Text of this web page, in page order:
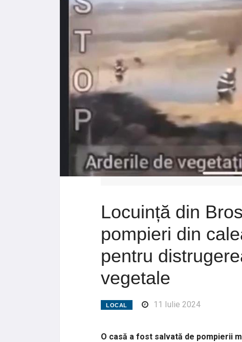
Locuință din
pompieri din
pentru
vegetale
LOCAL 11 Iulie 2024
O casă a fost salvată de pompierii